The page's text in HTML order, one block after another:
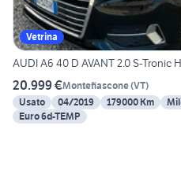
Vetrina
AUDI A6 40 D AVANT 2.0 S-Tronic
20.999 €Montefiascone(VT)
Usato
04/2019 179000 Km
Euro 6d-TEMP